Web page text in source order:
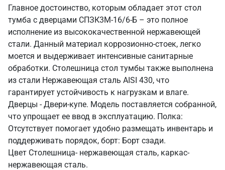
Главное достоинство, которым обладает этот стол
тумба с дверцами СПЗК3М-16/6-Б – это полное
исполнение из высококачественной нержавеющей
стали. Данный материал коррозионно-стоек, легко
моется и выдерживает интенсивные санитарные
обработки. Столешница стол тумбы также выполнена
из стали Нержавеющая сталь AISI 430, что
гарантирует устойчивость к нагрузкам и влаге.
Дверцы - Двери-купе. Модель поставляется собранной,
что упрощает ее ввод в эксплуатацию. Полка:
Отсутствует помогает удобно размещать инвентарь и
поддерживать порядок, борт: Борт сзади.
Цвет Столешница- нержавеющая сталь, каркас-
нержавеющая сталь.